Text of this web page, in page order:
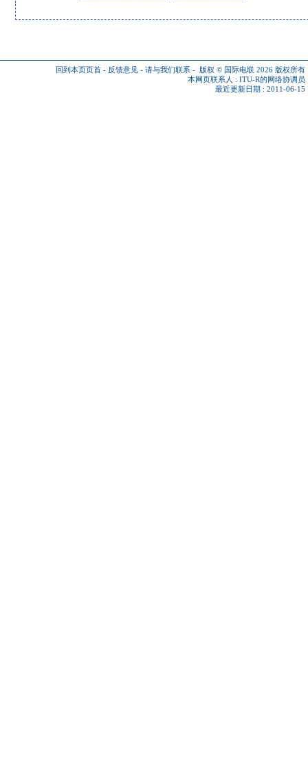
回到本页页首 - 反馈意见 - 请与我们联系 - 版权 © 国际电联 2026 版权所有
本网页联系人 : ITU-R的网络协调员
最近更新日期 : 2011-06-15